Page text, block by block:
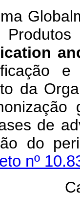
da
de
do
nº